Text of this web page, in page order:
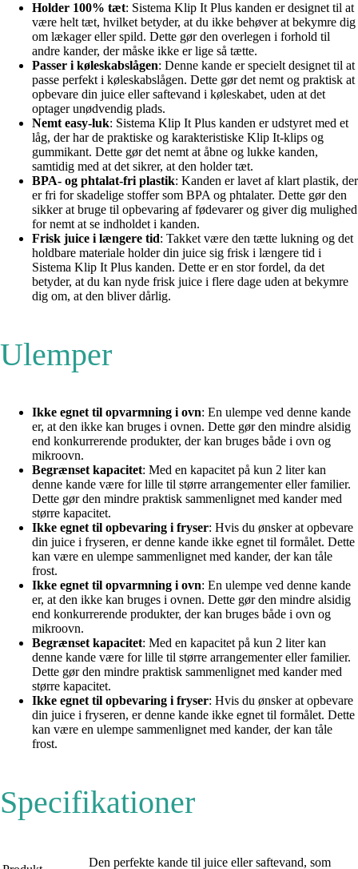
Holder 100% tæt: Sistema Klip It Plus kanden er designet til at
være helt tæt, hvilket betyder, at du ikke behøver at bekymre dig
om lækager eller spild. Dette gør den overlegen i forhold til
andre kander, der måske ikke er lige så tætte.
Passer i køleskabslågen: Denne kande er specielt designet til at
passe perfekt i køleskabslågen. Dette gør det nemt og praktisk at
opbevare din juice eller saftevand i køleskabet, uden at det
optager unødvendig plads.
Nemt easy-luk: Sistema Klip It Plus kanden er udstyret med et
låg, der har de praktiske og karakteristiske Klip It-klips og
gummikant. Dette gør det nemt at åbne og lukke kanden,
samtidig med at det sikrer, at den holder tæt.
BPA- og phtalat-fri plastik: Kanden er lavet af klart plastik, der
er fri for skadelige stoffer som BPA og phtalater. Dette gør den
sikker at bruge til opbevaring af fødevarer og giver dig mulighed
for nemt at se indholdet i kanden.
Frisk juice i længere tid: Takket være den tætte lukning og det
holdbare materiale holder din juice sig frisk i længere tid i
Sistema Klip It Plus kanden. Dette er en stor fordel, da det
betyder, at du kan nyde frisk juice i flere dage uden at bekymre
dig om, at den bliver dårlig.
Ulemper
Ikke egnet til opvarmning i ovn: En ulempe ved denne kande
er, at den ikke kan bruges i ovnen. Dette gør den mindre alsidig
end konkurrerende produkter, der kan bruges både i ovn og
mikroovn.
Begrænset kapacitet: Med en kapacitet på kun 2 liter kan
denne kande være for lille til større arrangementer eller familier.
Dette gør den mindre praktisk sammenlignet med kander med
større kapacitet.
Ikke egnet til opbevaring i fryser: Hvis du ønsker at opbevare
din juice i fryseren, er denne kande ikke egnet til formålet. Dette
kan være en ulempe sammenlignet med kander, der kan tåle
frost.
Ikke egnet til opvarmning i ovn: En ulempe ved denne kande
er, at den ikke kan bruges i ovnen. Dette gør den mindre alsidig
end konkurrerende produkter, der kan bruges både i ovn og
mikroovn.
Begrænset kapacitet: Med en kapacitet på kun 2 liter kan
denne kande være for lille til større arrangementer eller familier.
Dette gør den mindre praktisk sammenlignet med kander med
større kapacitet.
Ikke egnet til opbevaring i fryser: Hvis du ønsker at opbevare
din juice i fryseren, er denne kande ikke egnet til formålet. Dette
kan være en ulempe sammenlignet med kander, der kan tåle
frost.
Specifikationer
Den perfekte kande til juice eller saftevand, som